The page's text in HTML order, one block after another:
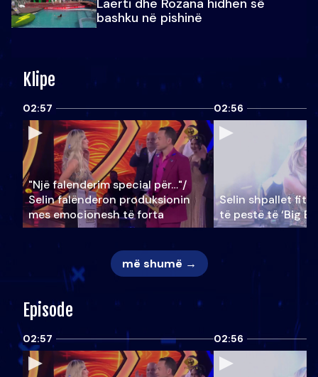
bashku në pishinë
Klipe
02:57
"Një falenderim special për…"/
Selin falënderon produksionin
mes emocionesh të forta
02:56
Selin shpallet
të pestë të ‘Big
më shumë →
Episode
02:57 02:56